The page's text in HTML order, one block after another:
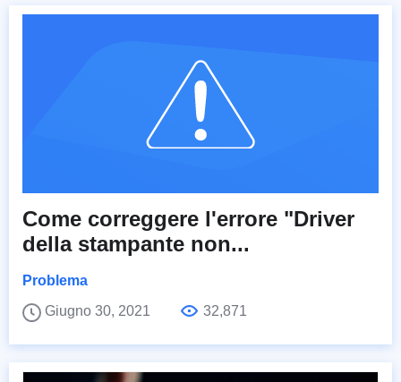
Come correggere l'errore "Driver
della stampante non...
Problema
Giugno 30, 2021
32,871